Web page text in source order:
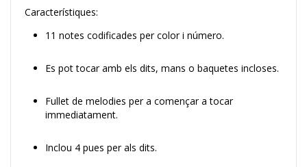
Característiques:
11 notes codificades per color i número.
Es pot tocar amb els dits, mans o baquetes incloses.
Fullet de melodies per a començar a tocar
immediatament.
Inclou 4 pues per als dits.